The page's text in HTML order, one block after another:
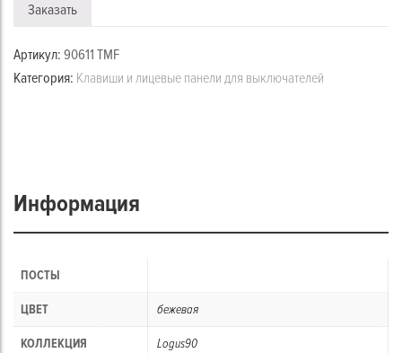
Заказать
Артикул: 90611 TMF
Категория: Клавиши и лицевые панели для выключателей
Информация
ПОСТЫ
ЦВЕТ бежевая
КОЛЛЕКЦИЯ Logus90